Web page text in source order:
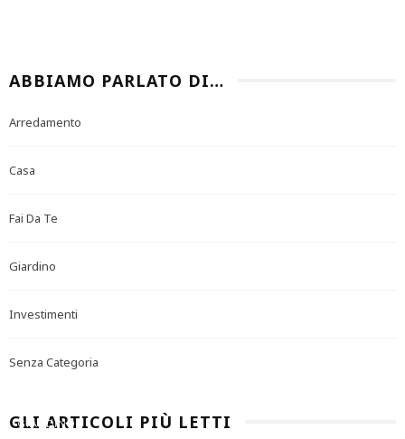
ABBIAMO PARLATO DI…
Arredamento
Casa
Fai Da Te
Giardino
Investimenti
Senza Categoria
GLI ARTICOLI PIÙ LETTI
GIARDINO